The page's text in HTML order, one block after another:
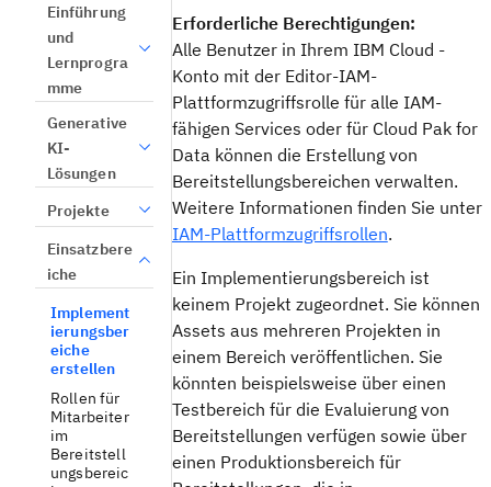
Einführung
und
Lernprogra
mme
Generative
KI-
Lösungen
Projekte
Einsatzbere
iche
Implement
ierungsber
eiche
erstellen
Rollen für
Mitarbeiter
im
Bereitstell
ungsbereic
Erforderliche Berechtigungen:
Alle Benutzer in Ihrem IBM Cloud -
Konto mit der Editor-IAM-
Plattformzugriffsrolle für alle IAM-
fähigen Services oder für Cloud Pak for
Data können die Erstellung von
Bereitstellungsbereichen verwalten.
Weitere Informationen finden Sie unter
IAM-Plattformzugriffsrollen.
Ein Implementierungsbereich ist
keinem Projekt zugeordnet. Sie können
Assets aus mehreren Projekten in
einem Bereich veröffentlichen. Sie
könnten beispielsweise über einen
Testbereich für die Evaluierung von
Bereitstellungen verfügen sowie über
einen Produktionsbereich für